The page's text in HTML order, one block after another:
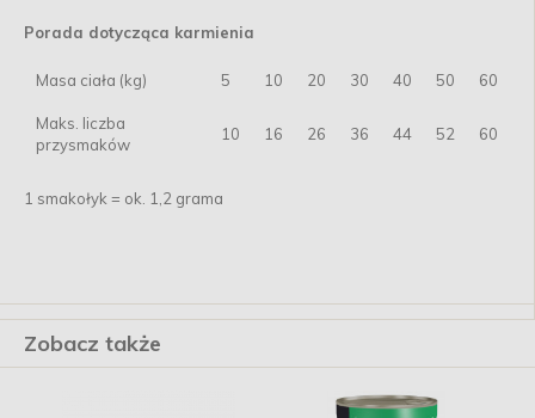
Porada dotycząca karmienia
Masa ciała (kg) 5 10 20 30 40 50 60
Maks. liczba
przysmaków
10 16 26 36 44 52 60
1 smakołyk = ok. 1,2 grama
Zobacz także